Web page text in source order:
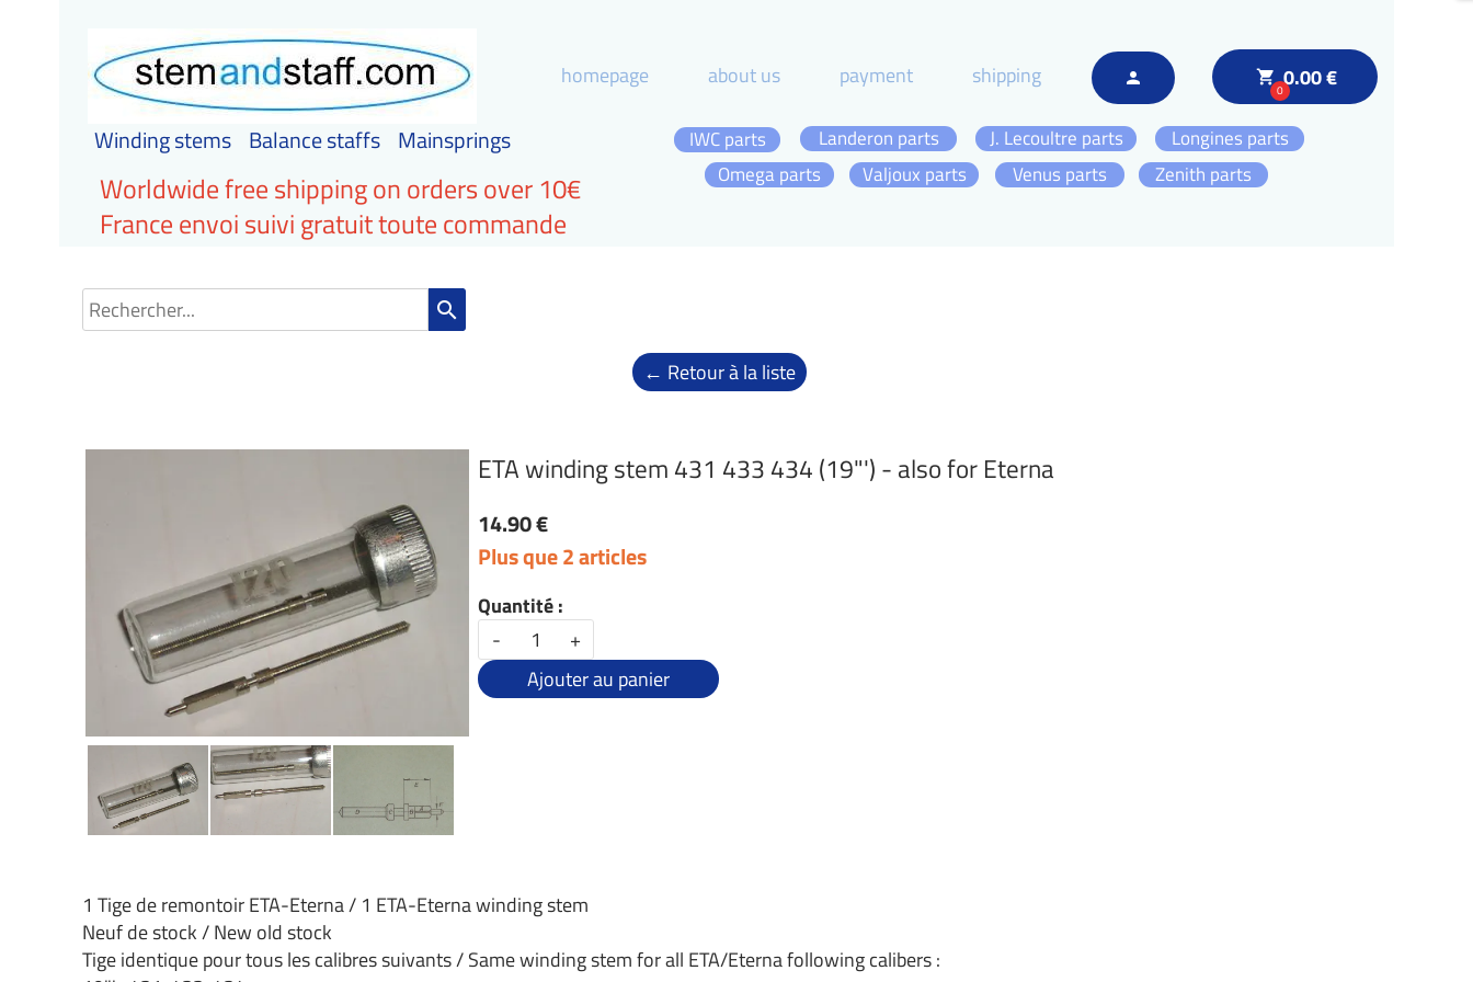
local_grocery_store
00.00 €
person
homepage about us payment shipping
Winding stems Balance staffs Mainsprings
Omega parts Zenith parts
Longines parts
J. Lecoultre parts
IWC parts
Landeron parts
Valjoux parts
Venus parts
Worldwide free shipping on orders over 10€
France envoi suivi gratuit toute commande
search
← Retour à la liste
ETA winding stem 431 433 434 (19"') - also for Eterna
14.90 €
Plus que 2 articles
Quantité :
-
+
Ajouter au panier
1 Tige de remontoir ETA-Eterna / 1 ETA-Eterna winding stem
Neuf de stock / New old stock
Tige identique pour tous les calibres suivants / Same winding stem for all ETA/Eterna following calibers :